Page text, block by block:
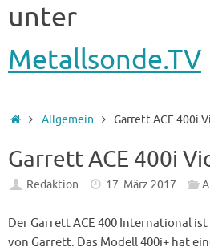
unter
Metallsonde.TV
Startseite
Allgemein Garrett ACE 400i
Garrett ACE 400i
Redaktion 17. März 2017
Der Garrett ACE 400 International
von Garrett. Das Modell 400i+ hat